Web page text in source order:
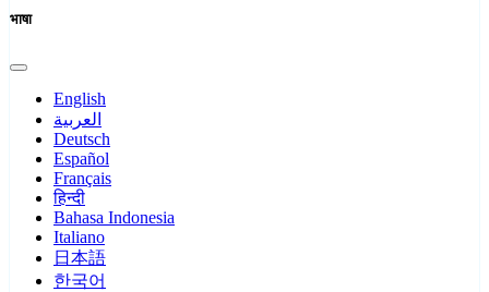
भाषा
English
العربية
Deutsch
Español
Français
हिन्दी
Bahasa Indonesia
Italiano
日本語
한국어